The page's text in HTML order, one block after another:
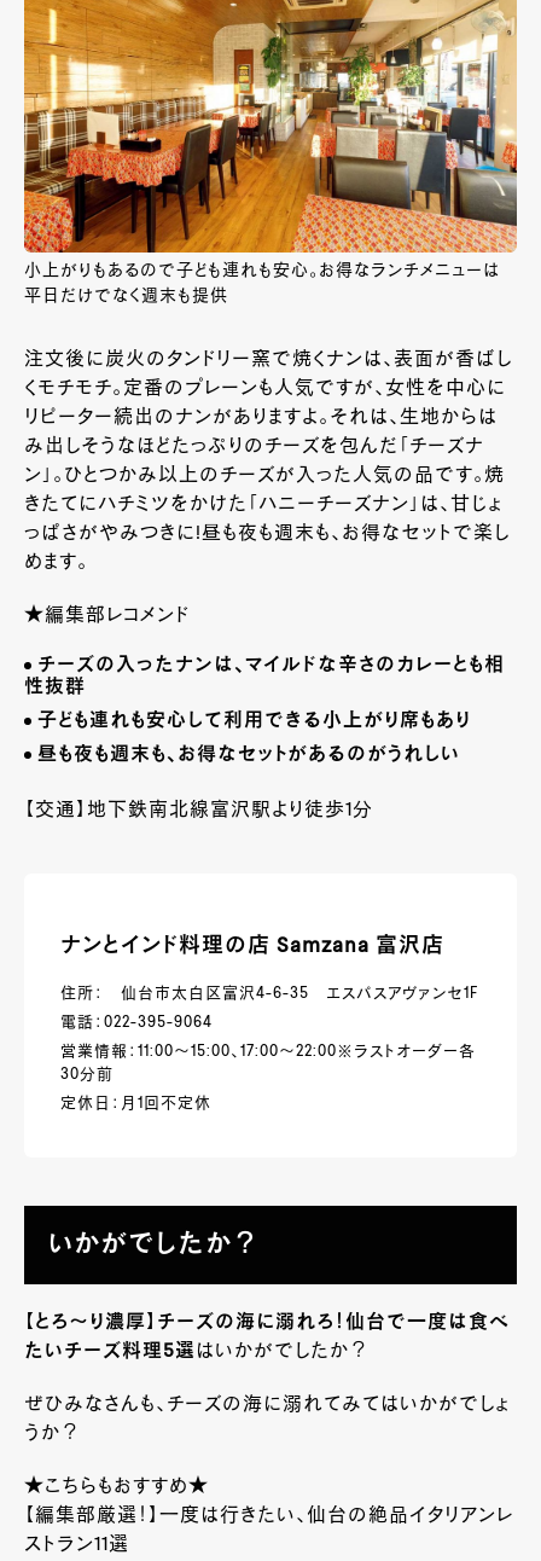
小上がりもあるので子ども連れも安心。お得なランチメニューは
平日だけでなく週末も提供
注文後に炭火のタンドリー窯で焼くナンは、表面が香ばし
くモチモチ。定番のプレーンも人気ですが、女性を中心に
リピーター続出のナンがありますよ。それは、生地からは
み出しそうなほどたっぷりのチーズを包んだ「チーズナ
ン」。ひとつかみ以上のチーズが入った人気の品です。焼
きたてにハチミツをかけた「ハニーチーズナン」は、甘じょ
っぱさがやみつきに!昼も夜も週末も、お得なセットで楽し
めます。
★編集部レコメンド
チーズの入ったナンは、マイルドな辛さのカレーとも相
性抜群
子ども連れも安心して利用できる小上がり席もあり
昼も夜も週末も、お得なセットがあるのがうれしい
【交通】地下鉄南北線富沢駅より徒歩1分
ナンとインド料理の店 Samzana 富沢店
住所： 仙台市太白区富沢4-6-35 エスパスアヴァンセ1F
電話：022-395-9064
営業情報：11:00～15:00、17:00～22:00※ラストオーダー各
30分前
定休日：月1回不定休
いかがでしたか？
【とろ～り濃厚】チーズの海に溺れろ！仙台で一度は食べ
たいチーズ料理5選 はいかがでしたか？
ぜひみなさんも、チーズの海に溺れてみてはいかがでしょ
うか？
★こちらもおすすめ★
【編集部厳選！】一度は行きたい、仙台の絶品イタリアンレ
ストラン11選